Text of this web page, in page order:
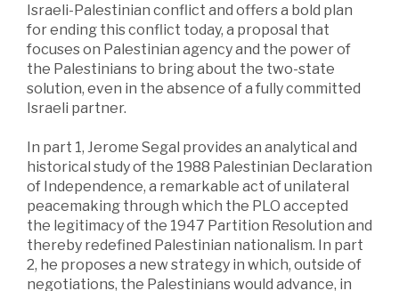
Israeli-Palestinian conflict and offers a bold plan
for ending this conflict today, a proposal that
focuses on Palestinian agency and the power of
the Palestinians to bring about the two-state
solution, even in the absence of a fully committed
Israeli partner.
In part 1, Jerome Segal provides an analytical and
historical study of the 1988 Palestinian Declaration
of Independence, a remarkable act of unilateral
peacemaking through which the PLO accepted
the legitimacy of the 1947 Partition Resolution and
thereby redefined Palestinian nationalism. In part
2, he proposes a new strategy in which, outside of
negotiations, the Palestinians would advance, in